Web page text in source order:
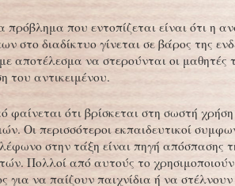
πρόβλημα που εντοπίζεται είναι ότι η
στο διαδίκτυο γίνεται σε βάρος της
αποτέλεσμα να στερούνται οι μαθητές
του αντικειμένου.
φαίνεται ότι βρίσκεται στη σωστή
Οι περισσότεροι εκπαιδευτικοί
στην τάξη είναι πηγή απόσπασης
Πολλοί από αυτούς το
για να παίζουν παιχνίδια ή να